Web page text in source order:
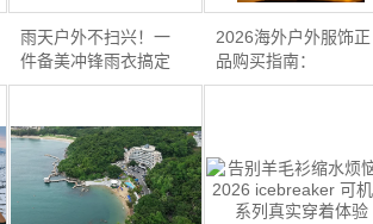
雨天户外不扫兴！一
件备美冲锋雨衣搞定
多…
2026海外户外服饰正
品购买指南：
Mammut猛…